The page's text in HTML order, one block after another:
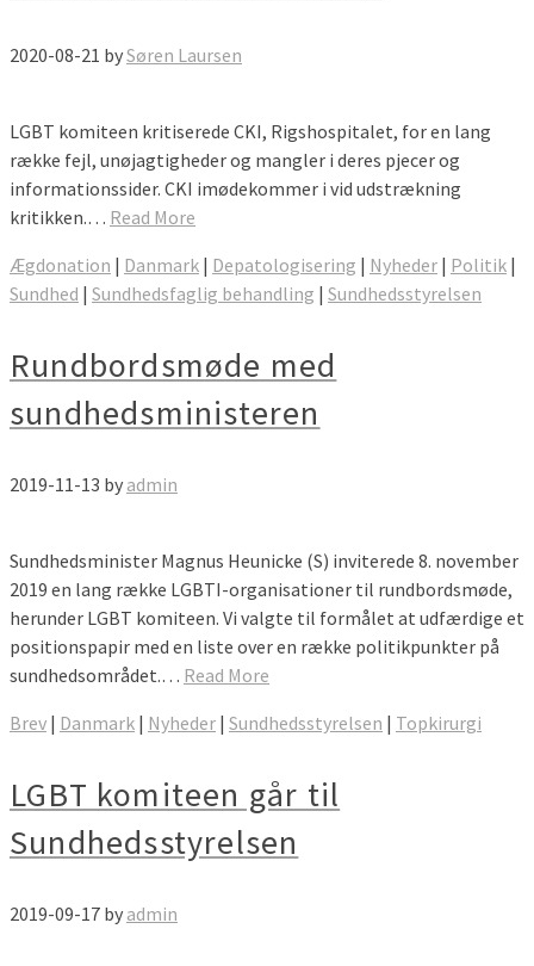
2020-08-21 bySøren Laursen
LGBT komiteen kritiserede CKI, Rigshospitalet, for en lang
række fejl, unøjagtigheder og mangler i deres pjecer og
informationssider. CKI imødekommer i vid udstrækning
kritikken.… Read More
Ægdonation | Danmark | Depatologisering | Nyheder | Politik |
Sundhed | Sundhedsfaglig behandling | Sundhedsstyrelsen
Rundbordsmøde med
sundhedsministeren
2019-11-13 by admin
Sundhedsminister Magnus Heunicke (S) inviterede 8. november
2019 en lang række LGBTI-organisationer til rundbordsmøde,
herunder LGBT komiteen. Vi valgte til formålet at udfærdige et
positionspapir med en liste over en række politikpunkter på
sundhedsområdet.… Read More
Brev | Danmark | Nyheder | Sundhedsstyrelsen | Topkirurgi
LGBT komiteen går til
Sundhedsstyrelsen
2019-09-17 by admin